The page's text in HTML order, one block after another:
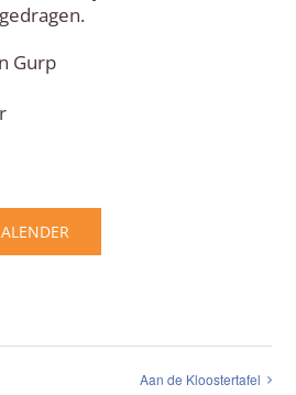
Gurp
Aan de Kloostertafel